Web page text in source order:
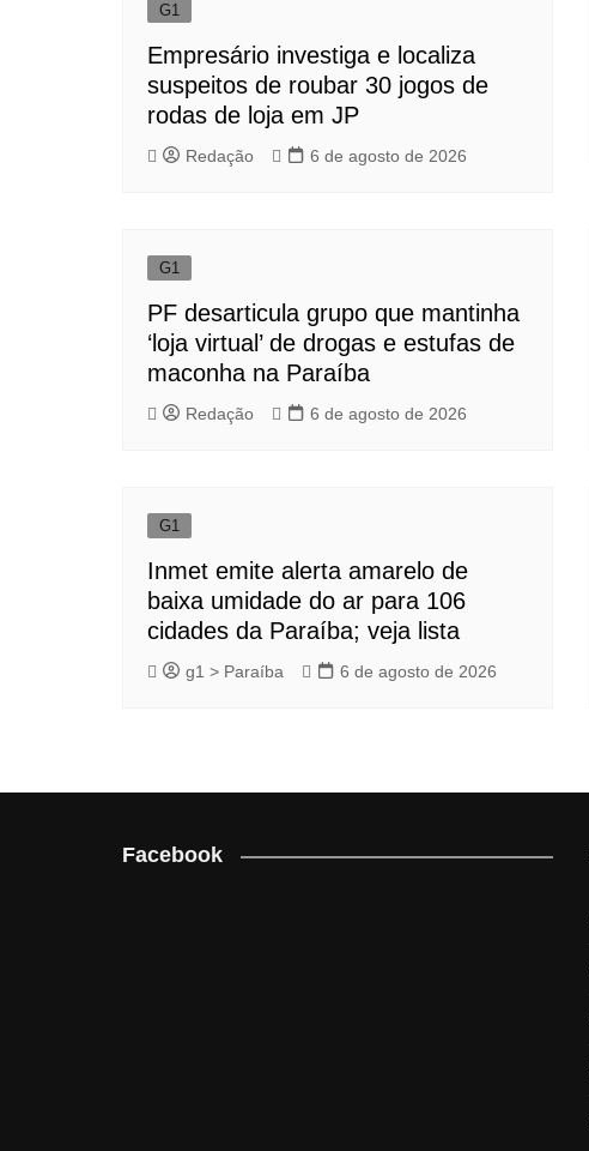
G1
Empresário investiga e localiza
suspeitos de roubar 30 jogos de
rodas de loja em JP
Redação 6 de agosto de 2026
G1
PF desarticula grupo que mantinha
‘loja virtual’ de drogas e estufas de
maconha na Paraíba
Redação 6 de agosto de 2026
G1
Inmet emite alerta amarelo de
baixa umidade do ar para 106
cidades da Paraíba; veja lista
g1 > Paraíba 6 de agosto de 2026
Facebook